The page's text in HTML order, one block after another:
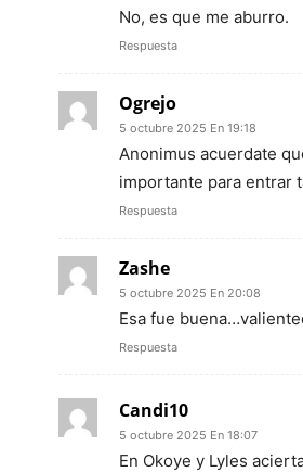
No, es que me aburro.
Respuesta
Ogrejo
5 octubre 2025 En 19:18
Anonimus acuerdate
importante para entrar
Respuesta
Zashe
5 octubre 2025 En 20:08
Esa fue
Respuesta
Candi10
5 octubre 2025 En 18:07
En Okoye y Lyles